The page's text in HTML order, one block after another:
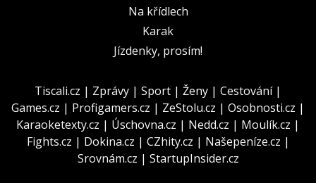
Na křídlech
Karak
Jízdenky, prosím!
Tiscali.cz | Zprávy | Sport | Ženy | Cestování|
Games.cz | Profigamers.cz | ZeStolu.cz | Osobnosti.cz |
Karaoketexty.cz | Úschovna.cz | Nedd.cz | Moulík.cz |
Fights.cz | Dokina.cz | CZhity.cz | Našepeníze.cz |
Srovnám.cz | StartupInsider.cz